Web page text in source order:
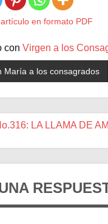
en formato PDF
con Virgen a los
María a los consagrados
LA LLAMA DE